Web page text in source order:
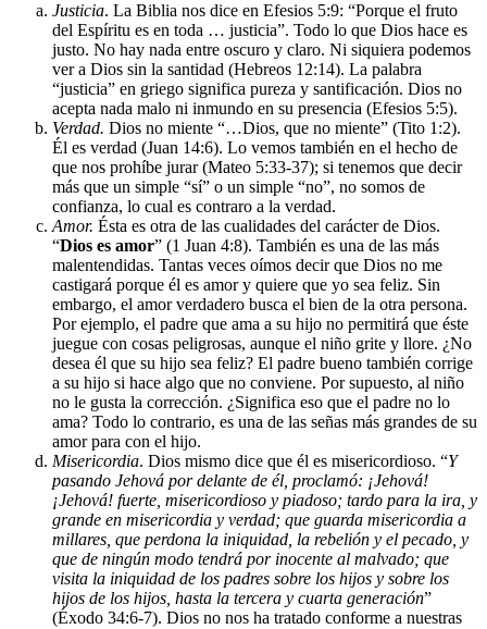
Justicia. La Biblia nos dice en Efesios 5:9: “Porque el fruto
del Espíritu es en toda … justicia”. Todo lo que Dios hace es
justo. No hay nada entre oscuro y claro. Ni siquiera podemos
ver a Dios sin la santidad (Hebreos 12:14). La palabra
“justicia” en griego significa pureza y santificación. Dios no
acepta nada malo ni inmundo en su presencia (Efesios 5:5).
Verdad. Dios no miente “…Dios, que no miente” (Tito 1:2).
Él es verdad (Juan 14:6). Lo vemos también en el hecho de
que nos prohíbe jurar (Mateo 5:33-37); si tenemos que decir
más que un simple “sí” o un simple “no”, no somos de
confianza, lo cual es contraro a la verdad.
Amor. Ésta es otra de las cualidades del carácter de Dios.
“Dios es amor” (1 Juan 4:8). También es una de las más
malentendidas. Tantas veces oímos decir que Dios no me
castigará porque él es amor y quiere que yo sea feliz. Sin
embargo, el amor verdadero busca el bien de la otra persona.
Por ejemplo, el padre que ama a su hijo no permitirá que éste
juegue con cosas peligrosas, aunque el niño grite y llore. ¿No
desea él que su hijo sea feliz? El padre bueno también corrige
a su hijo si hace algo que no conviene. Por supuesto, al niño
no le gusta la corrección. ¿Significa eso que el padre no lo
ama? Todo lo contrario, es una de las señas más grandes de su
amor para con el hijo.
Misericordia. Dios mismo dice que él es misericordioso. “Y
pasando Jehová por delante de él, proclamó: ¡Jehová!
¡Jehová! fuerte, misericordioso y piadoso; tardo para la ira, y
grande en misericordia y verdad; que guarda misericordia a
millares, que perdona la iniquidad, la rebelión y el pecado, y
que de ningún modo tendrá por inocente al malvado; que
visita la iniquidad de los padres sobre los hijos y sobre los
hijos de los hijos, hasta la tercera y cuarta generación”
(Éxodo 34:6-7). Dios no nos ha tratado conforme a nuestras